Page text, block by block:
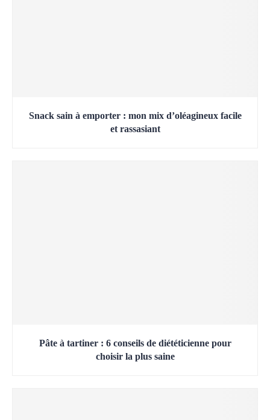
Snack sain à emporter : mon mix d’oléagineux facile
et rassasiant
Pâte à tartiner : 6 conseils de diététicienne pour
choisir la plus saine